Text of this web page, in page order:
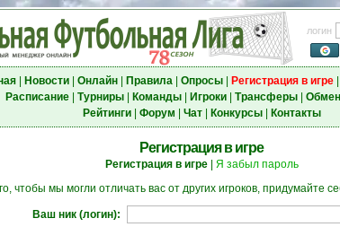
логин
| Новости| Онлайн| Правила| Опросы| Регистрация в игре|
Расписание| Турниры| Команды| Игроки| Трансферы|
Рейтинги| Форум Чат| Конкурсы| Контакты
Регистрация в игре
Регистрация в игре| Я забыл пароль
чтобы мы могли отличать вас от других игроков, придумайте
Ваш ник (логин):